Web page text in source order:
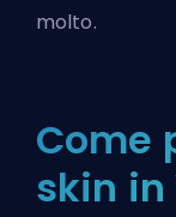
molto.
Come
skin